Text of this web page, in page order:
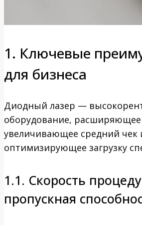
1. Ключевые
для бизнеса
Диодный лазер —
оборудование, расширяющее
увеличивающее средний чек
оптимизирующее загрузку
1.1. Скорость
пропускная